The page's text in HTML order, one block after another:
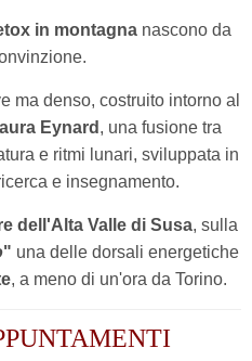
in montagna nascono da
ma denso, costruito intorno al
Eynard , una fusione tra
e ritmi lunari, sviluppata in
e insegnamento.
dell'Alta Valle di Susa, sulla
" una delle dorsali energetiche
, a meno di un'ora da Torino.